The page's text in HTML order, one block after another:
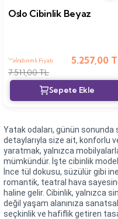
Oslo Cibinlik Beyaz
7.511,00 TL
İndirimli Fiyatı 5.257,00
Yatak odaları, günün sonunda
detaylarıyla size ait,
yaratmak, yalnızca
mümkündür. İşte cibinlik
İnce tül dokusu, süzülür gibi
romantik, teatral hava
haline gelir. Cibinlik, yalnızca
değil yaşam alanınıza
seçkinlik ve hafiflik getiren